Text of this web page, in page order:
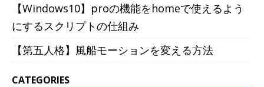
【Windows10】proの機能をhomeで使えるよう
にするスクリプトの仕組み
【第五人格】風船モーションを変える方法
CATEGORIES